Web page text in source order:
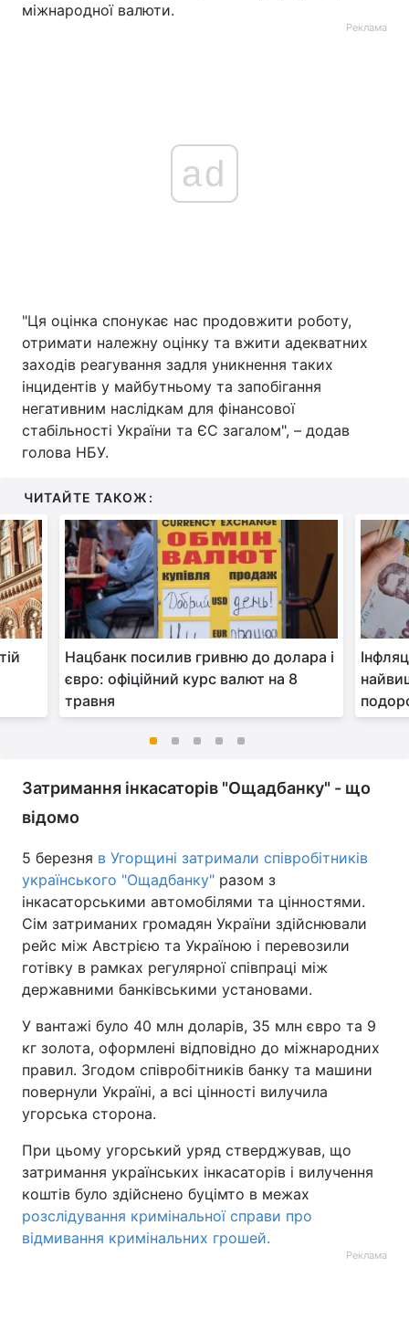
міжнародної валюти.
Реклама
ad
"Ця оцінка спонукає нас продовжити роботу,
отримати належну оцінку та вжити адекватних
заходів реагування задля уникнення таких
інцидентів у майбутньому та запобігання
негативним наслідкам для фінансової
стабільності України та ЄС загалом", – додав
голова НБУ.
ЧИТАЙТЕ ТАКОЖ:
Нацбанк посилив гривню до долара і
євро: офіційний курс валют на 8
травня
Затримання інкасаторів "Ощадбанку" - що
відомо
5 березня в Угорщині затримали співробітників
українського "Ощадбанку" разом з
інкасаторськими автомобілями та цінностями.
Сім затриманих громадян України здійснювали
рейс між Австрією та Україною і перевозили
готівку в рамках регулярної співпраці між
державними банківськими установами.
У вантажі було 40 млн доларів, 35 млн євро та 9
кг золота, оформлені відповідно до міжнародних
правил. Згодом співробітників банку та машини
повернули Україні, а всі цінності вилучила
угорська сторона.
При цьому угорський уряд стверджував, що
затримання українських інкасаторів і вилучення
коштів було здійснено буцімто в межах
розслідування кримінальної справи про
відмивання кримінальних грошей.
Реклама